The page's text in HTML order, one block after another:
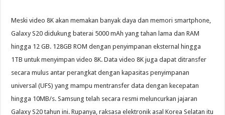
Meski video 8K akan memakan banyak daya dan memori smartphone,
Galaxy S20 didukung baterai 5000 mAh yang tahan lama dan RAM
hingga 12 GB. 128GB ROM dengan penyimpanan eksternal hingga
1TB untuk menyimpan video 8K. Data video 8K juga dapat ditransfer
secara mulus antar perangkat dengan kapasitas penyimpanan
universal (UFS) yang mampu mentransfer data dengan kecepatan
hingga 10MB/s. Samsung telah secara resmi meluncurkan jajaran
Galaxy S20 tahun ini. Rupanya, raksasa elektronik asal Korea Selatan itu